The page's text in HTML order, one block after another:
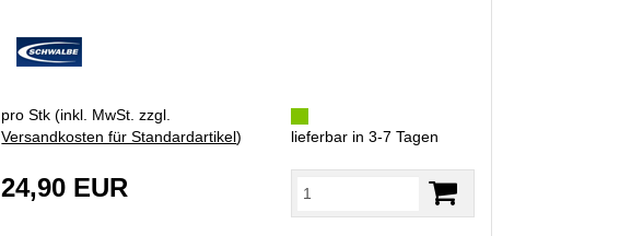
pro Stk (inkl. MwSt. zzgl.
Versandkosten für Standardartikel)
24,90 EUR
lieferbar in 3-7 Tagen